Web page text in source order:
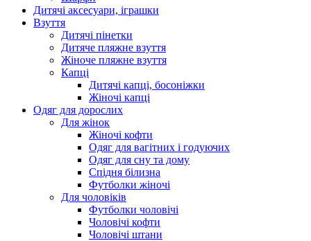
Дитячі аксесуари, іграшки
Взуття
Дитячі пінетки
Дитяче пляжне взуття
Жіноче пляжне взуття
Капці
Дитячі капці, босоніжки
Жіночі капці
Одяг для дорослих
Для жінок
Жіночі кофти
Одяг для вагітних і годуючих
Одяг для сну та дому
Спідня білизна
Футболки жіночі
Для чоловіків
Футболки чоловічі
Чоловічі кофти
Чоловічі штани